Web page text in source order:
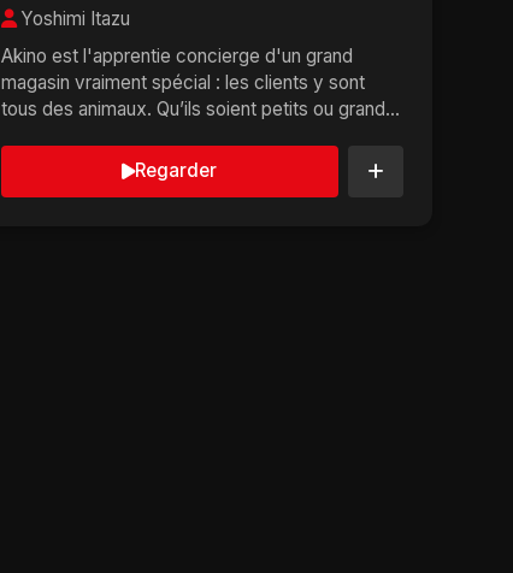
Yoshimi Itazu
Akino est l'apprentie concierge d'un grand
magasin vraiment spécial : les clients y sont
tous des animaux. Qu’ils soient petits ou grands,
Regarder